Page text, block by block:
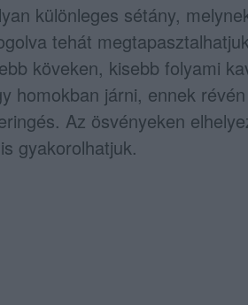
különleges sétány,
tehát
köveken, kisebb folyami
homokban járni, ennek
Az ösvényeken
gyakorolhatjuk.